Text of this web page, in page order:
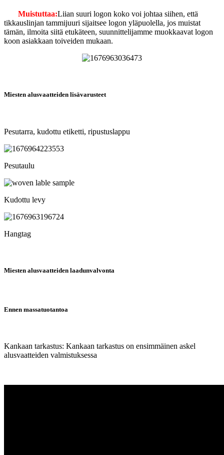
Muistuttaa:Liian suuri logon koko voi johtaa siihen, että
tikkauslinjan tammijuuri sijaitsee logon yläpuolella, jos muistat
tämän, ilmoita siitä etukäteen, suunnittelijamme muokkaavat logon
koon asiakkaan toiveiden mukaan.
Miesten alusvaatteiden lisävarusteet
Pesutarra, kudottu etiketti, ripustuslappu
Pesutaulu
Kudottu levy
Hangtag
Miesten alusvaatteiden laadunvalvonta
Ennen massatuotantoa
Kankaan tarkastus: Kankaan tarkastus on ensimmäinen askel
alusvaatteiden valmistuksessa